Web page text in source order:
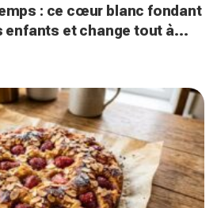
: ce cœur blanc fondant
enfants et change tout à